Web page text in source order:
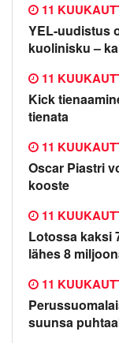
YEL-uudistus
kuolinisku –
11
Kick
tienata
11
Oscar Piastri
kooste
11
Lotossa kaksi
lähes 8
11
suunsa
11